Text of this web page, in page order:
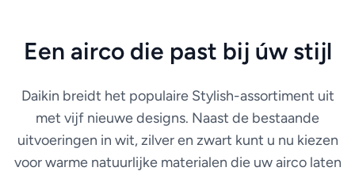
Een airco die past bij úw stijl
Daikin breidt het populaire Stylish-assortiment uit
met vijf nieuwe designs. Naast de bestaande
uitvoeringen in wit, zilver en zwart kunt u nu kiezen
voor warme natuurlijke materialen die uw airco laten